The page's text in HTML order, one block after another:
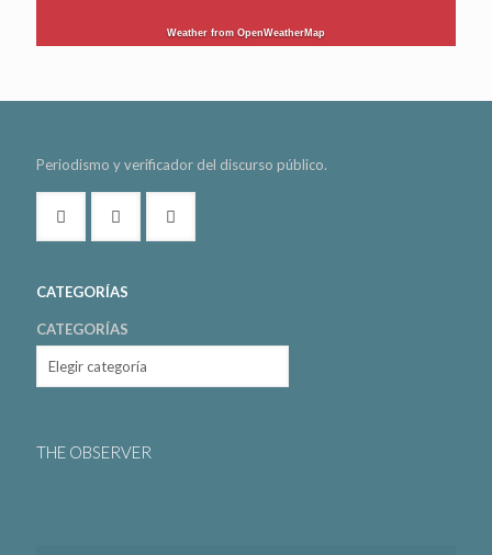
Weather from OpenWeatherMap
Periodismo y verificador del discurso público.
CATEGORÍAS
CATEGORÍAS
THE OBSERVER